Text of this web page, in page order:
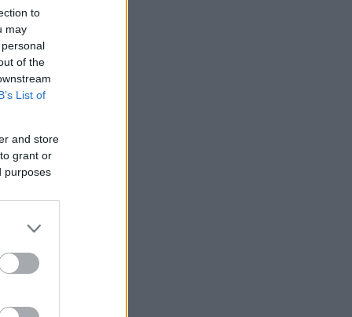
to
may
of the
List of
and store
grant or
purposes